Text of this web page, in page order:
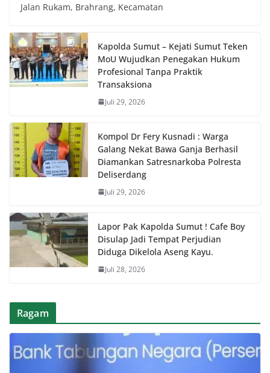
Jalan Rukam, Brahrang, Kecamatan
Kapolda Sumut – Kejati Sumut Teken
MoU Wujudkan Penegakan Hukum
Profesional Tanpa Praktik
Transaksiona
Juli 29, 2026
Kompol Dr Fery Kusnadi : Warga
Galang Nekat Bawa Ganja Berhasil
Diamankan Satresnarkoba Polresta
Deliserdang
Juli 29, 2026
Lapor Pak Kapolda Sumut ! Cafe Boy
Disulap Jadi Tempat Perjudian
Diduga Dikelola Aseng Kayu.
Juli 28, 2026
Ragam